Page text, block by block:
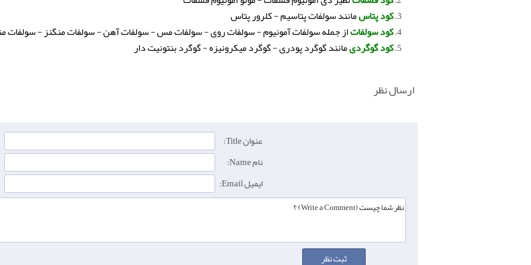
کود پتاسمانند سولفات پتاسیم - کلرور پتاس
کود سولفاتاز جمله سولفات آمونیوم - سولفات روی - سولفات مس - سولفات آهن - سولفات منگنز - سولفات
کود گوگردیمانند گوگرد پودری - گوگرد میکرونیزه - گوگرد بنتونیت دار
ارسال نظر
عنوان Title:
نام Name:
ایمیل Email: